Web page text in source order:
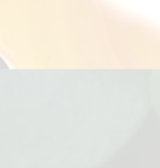
も(_´Д｀)ノ~~